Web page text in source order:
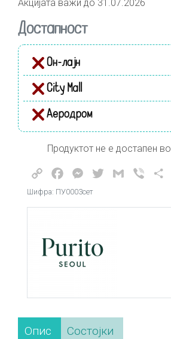
Акцијата важи до 31.07.2026
Достапност
Он-лајн
City Mall
Аеродром
Продуктот не е достапен
Copy
Link
FacebookMessenger
TwitterGmail Viber
Шифра: ПУ0003сет
Опис Состојки